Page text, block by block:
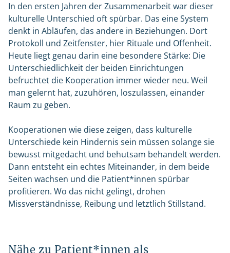
In den ersten Jahren der Zusammenarbeit war dieser
kulturelle Unterschied oft spürbar. Das eine System
denkt in Abläufen, das andere in Beziehungen. Dort
Protokoll und Zeitfenster, hier Rituale und Offenheit.
Heute liegt genau darin eine besondere Stärke: Die
Unterschiedlichkeit der beiden Einrichtungen
befruchtet die Kooperation immer wieder neu. Weil
man gelernt hat, zuzuhören, loszulassen, einander
Raum zu geben.
Kooperationen wie diese zeigen, dass kulturelle
Unterschiede kein Hindernis sein müssen solange sie
bewusst mitgedacht und behutsam behandelt werden.
Dann entsteht ein echtes Miteinander, in dem beide
Seiten wachsen und die Patient*innen spürbar
profitieren. Wo das nicht gelingt, drohen
Missverständnisse, Reibung und letztlich Stillstand.
Nähe zu Patient*innen als